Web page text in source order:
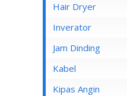
Hair Dryer
Inverator
Jam Dinding
Kabel
Inbow/Outbow T Dus
Kipas Angin